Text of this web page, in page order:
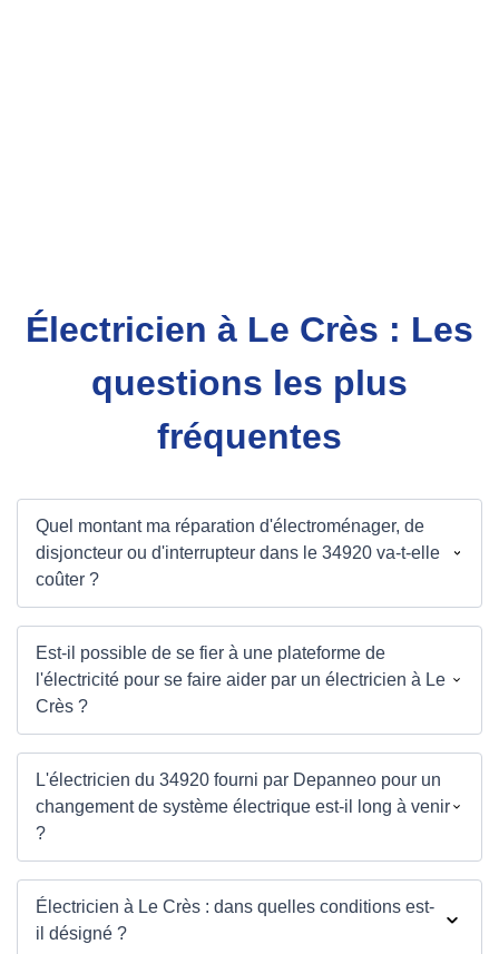
Électricien à Le Crès : Les
questions les plus
fréquentes
Quel montant ma réparation d'électroménager, de
disjoncteur ou d'interrupteur dans le 34920 va-t-elle
coûter ?
Est-il possible de se fier à une plateforme de
l'électricité pour se faire aider par un électricien à Le
Crès ?
L'électricien du 34920 fourni par Depanneo pour un
changement de système électrique est-il long à venir
?
Électricien à Le Crès : dans quelles conditions est-
il désigné ?